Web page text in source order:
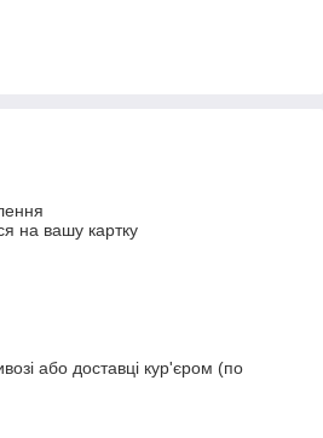
на вашу картку
або доставці кур'єром (по